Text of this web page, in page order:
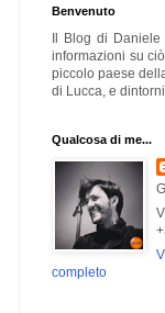
Benvenuto
Il Blog di
informazioni su
piccolo paese
di Lucca, e dintorni.
Qualcosa di me...
completo